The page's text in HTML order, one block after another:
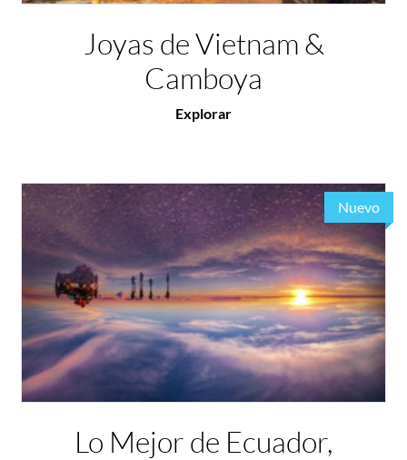
Joyas de Vietnam &
Camboya
Explorar
Nuevo
Lo Mejor de Ecuador,